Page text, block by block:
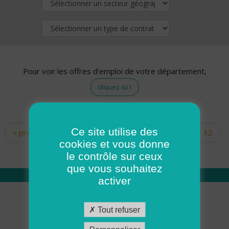
Pour voir les offres d'emploi de votre département,
cliquez ici !
Pages
« premier ‹ précédent … 10
12
14 15 16 17
Qui sommes nous
Académie ADMR
Ce site utilise des
cookies et vous donne
le contrôle sur ceux
que vous souhaitez
activer
Tout refuser